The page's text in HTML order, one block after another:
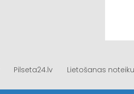
Pilseta24.lv Lietošanas